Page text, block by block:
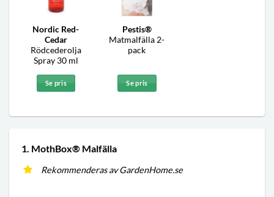
Nordic Red-
Cedar
Rödcederolja
Spray 30 ml
Se pris
Pestis®
Matmalfälla 2-
pack
Se pris
1. MothBox® Malfälla
Rekommenderas av GardenHome.se